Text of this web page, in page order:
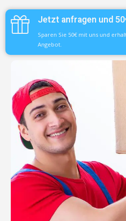
Jetzt anfragen und
Sparen Sie 50€ mit uns und
Angebot.